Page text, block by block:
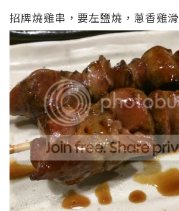
招牌燒雞串，要左鹽燒，蔥香雞滑